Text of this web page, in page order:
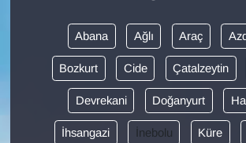
Abana Ağlı Araç
Bozkurt Cide Çatalzeytin
Devrekani Doğanyurt
İhsangazi İnebolu Küre
GENEL
Güncel
Gündem